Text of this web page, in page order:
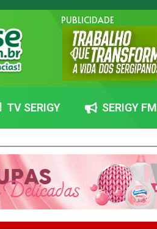
PUBLICIDADE
TV SERIGY SERIGY FM